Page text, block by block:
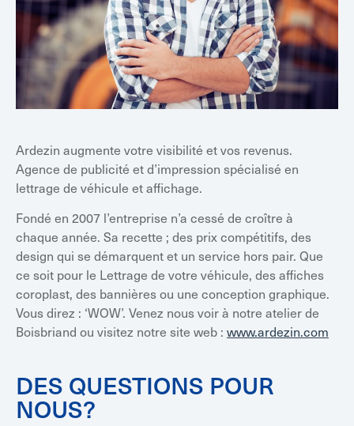
Ardezin augmente votre visibilité et vos revenus.
Agence de publicité et d’impression spécialisé en
lettrage de véhicule et affichage.
Fondé en 2007 l’entreprise n’a cessé de croître à
chaque année. Sa recette ; des prix compétitifs, des
design qui se démarquent et un service hors pair. Que
ce soit pour le Lettrage de votre véhicule, des affiches
coroplast, des bannières ou une conception graphique.
Vous direz : ‘WOW’. Venez nous voir à notre atelier de
Boisbriand ou visitez notre site web : www.ardezin.com
DES QUESTIONS POUR
NOUS?